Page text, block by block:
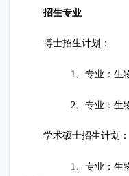
招生专业
博士招生计划：
1、专业：生物
2、专业：生物
学术硕士招生计划：
1、专业：生物